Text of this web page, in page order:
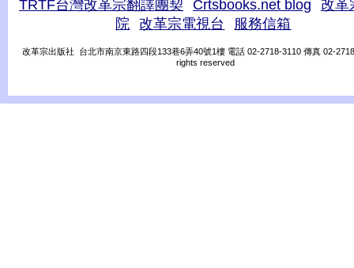
TRTF台灣改革宗翻譯團契 Crtsbooks.net blog
改革
院
改革宗電視台 服務信箱
改革宗出版社 台北市南京東路四段133巷6弄40號1樓 電話 02-2718-3110 傳真 02-
rights reserved